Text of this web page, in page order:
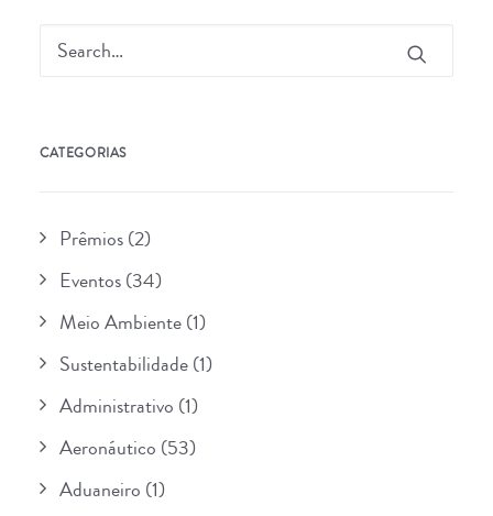
CATEGORIAS
Prêmios(2)
Eventos(34)
Meio Ambiente(1)
Sustentabilidade(1)
Administrativo (1)
Aeronáutico (53)
Aduaneiro (1)